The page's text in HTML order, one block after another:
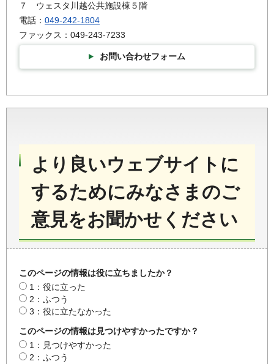
７ ウェスタ川越公共施設棟５階
電話： 049-242-1804
ファックス：049-243-7233
お問い合わせフォーム
より良いウェブサイトに
するためにみなさまのご
意見をお聞かせください
このページの情報は役に立ちましたか？
1：役に立った
2：ふつう
3：役に立たなかった
このページの情報は見つけやすかったですか？
1：見つけやすかった
2：ふつう